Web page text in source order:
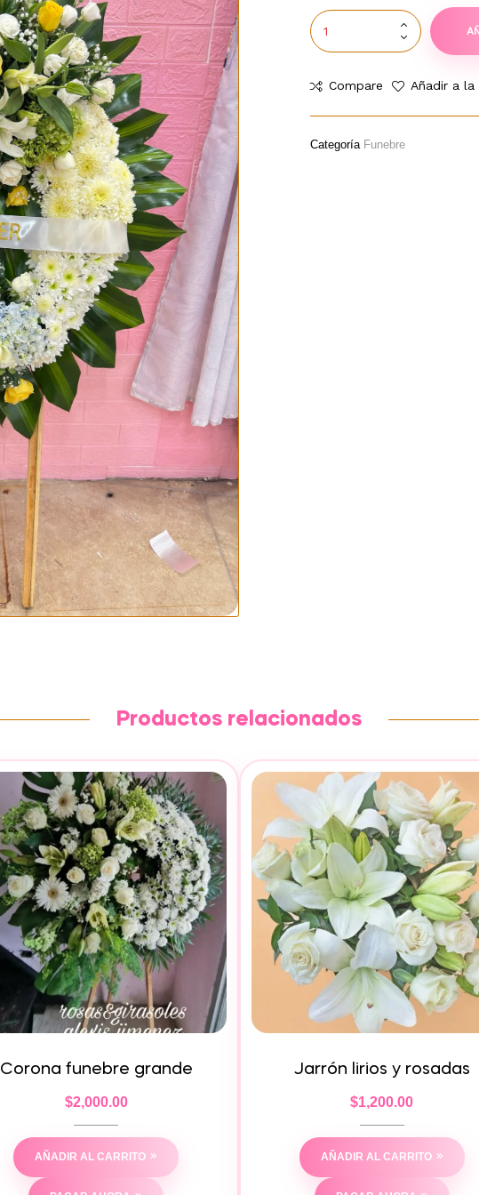
Compare Añadir a la
Categoría Funebre
Productos relacionados
Corona funebre grande
$2,000.00
AÑADIR AL CARRITO
Jarrón lirios y rosadas
$1,200.00
AÑADIR AL CARRITO